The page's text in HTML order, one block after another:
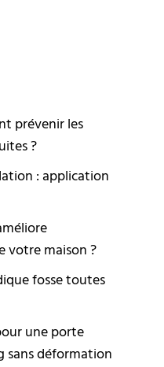
prévenir les
?
: application
votre maison ?
fosse toutes
une porte
sans déformation